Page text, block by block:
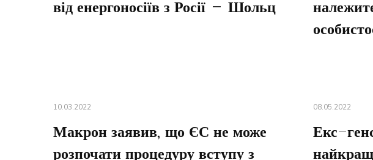
від енергоносіїв з Росії – Шольц
10.03.2022
Макрон заявив, що ЄС не може
розпочати процедуру вступу з
08.05.2022
Екс-